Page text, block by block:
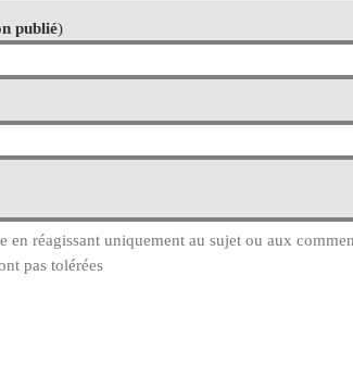
publié)